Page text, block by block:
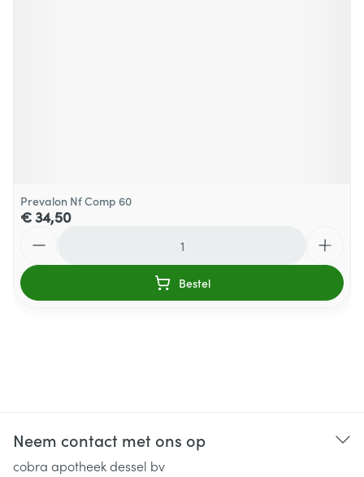
Prevalon Nf Comp 60
€ 34,50
Bestel
Neem contact met ons op
cobra apotheek dessel bv